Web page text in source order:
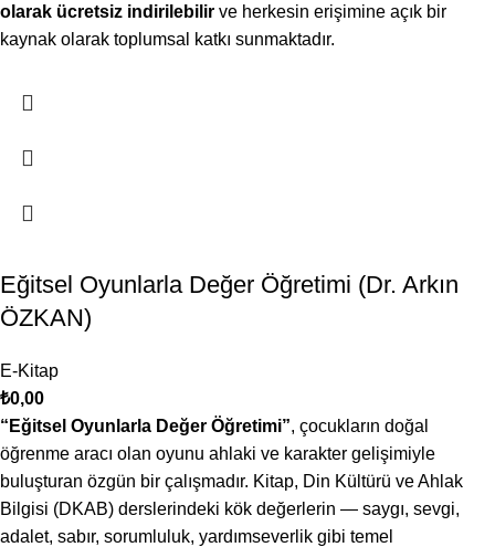
olarak ücretsiz indirilebilir ve herkesin erişimine açık bir
kaynak olarak toplumsal katkı sunmaktadır.
Eğitsel Oyunlarla Değer Öğretimi (Dr. Arkın
ÖZKAN)
E-Kitap
₺0,00
“Eğitsel Oyunlarla Değer Öğretimi”, çocukların doğal
öğrenme aracı olan oyunu ahlaki ve karakter gelişimiyle
buluşturan özgün bir çalışmadır. Kitap, Din Kültürü ve Ahlak
Bilgisi (DKAB) derslerindeki kök değerlerin — saygı, sevgi,
adalet, sabır, sorumluluk, yardımseverlik gibi temel